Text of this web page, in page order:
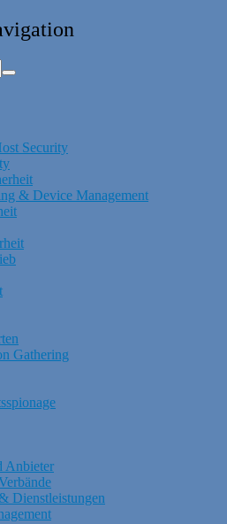
Security
& Device Management
Gathering
Anbieter
Dienstleistungen